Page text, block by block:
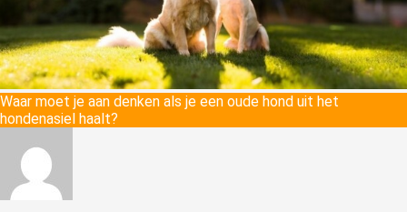
Waar moet je aan denken als je een oude hond uit het
hondenasiel haalt?